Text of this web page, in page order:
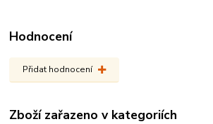
Hodnocení
Přidat hodnocení
Zboží zařazeno v kategoriích